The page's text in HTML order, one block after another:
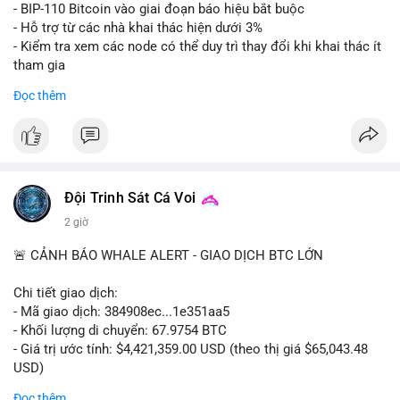
Lời khuyên: Nhà đầu tư nhỏ lẻ nên thận trọng quan sát biến
động thanh khoản trong 24-48 giờ tới. Tránh hành động theo
cảm xúc, hãy chờ xác nhận điểm đến của số BTC này trước khi
điều chỉnh vị thế.
#556btc #36trusd
- BIP-110 Bitcoin vào giai đoạn báo hiệu bắt buộc
- Hỗ trợ từ các nhà khai thác hiện dưới 3%
- Kiểm tra xem các node có thể duy trì thay đổi khi khai thác ít
tham gia
📰 Nguồn: Cointelegraph
Đọc thêm
Đội Trinh Sát Cá Voi
2 giờ
🚨 CẢNH BÁO WHALE ALERT - GIAO DỊCH BTC LỚN
Chi tiết giao dịch:
- Mã giao dịch: 384908ec...1e351aa5
- Khối lượng di chuyển: 67.9754 BTC
- Giá trị ước tính: $4,421,359.00 USD (theo thị giá $65,043.48
USD)